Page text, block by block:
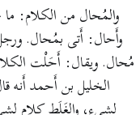
والمُحال من الكلام:
وأَحال: أَتى بمُحال.
مُحال. ويقال: أَحَلْت
الخليل بن أَحمد أَنه
لشيء، والغَلَط كلام